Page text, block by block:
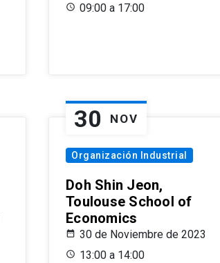
09:00 a 17:00
30 NOV
Organización Industrial
Doh Shin Jeon,
Toulouse School of
Economics
30 de Noviembre de 2023
13:00 a 14:00